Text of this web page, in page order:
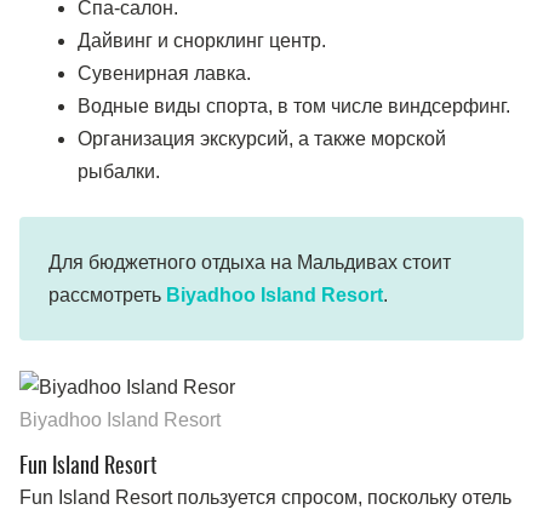
Спа-салон.
Дайвинг и снорклинг центр.
Сувенирная лавка.
Водные виды спорта, в том числе виндсерфинг.
Организация экскурсий, а также морской
рыбалки.
Для бюджетного отдыха на Мальдивах стоит
рассмотреть Biyadhoo Island Resort.
Biyadhoo Island Resort
Fun Island Resort
Fun Island Resort пользуется спросом, поскольку отель